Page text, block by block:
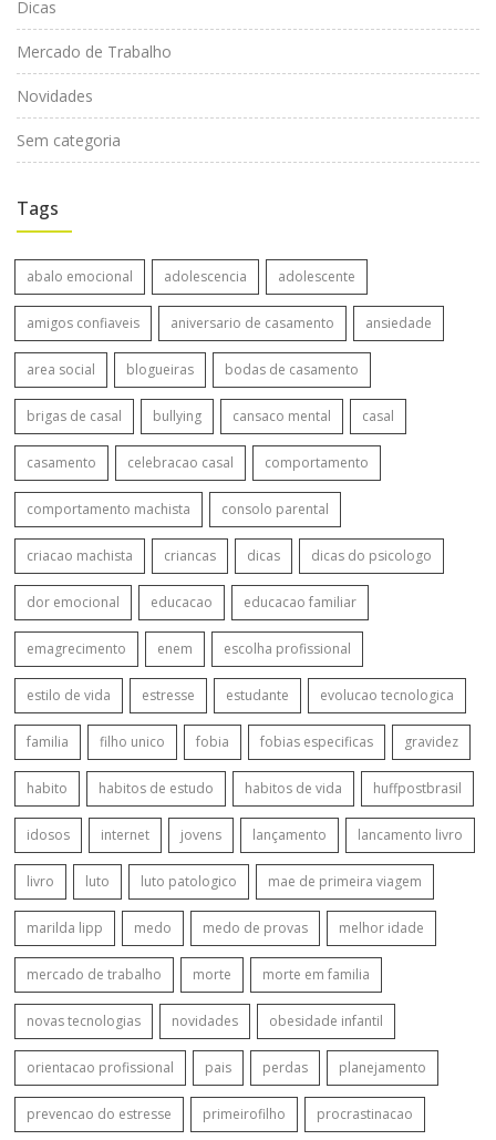
Dicas
Mercado de Trabalho
Novidades
Sem categoria
Tags
abalo emocional adolescencia adolescente
amigos confiaveis aniversario de casamento ansiedade
area social blogueiras bodas de casamento
brigas de casal bullying cansaco mental casal
casamento celebracao casal comportamento
comportamento machista consolo parental
criacao machista criancas dicas dicas do psicologo
dor emocional educacao educacao familiar
emagrecimento enem escolha profissional
estilo de vida estresse estudante evolucao tecnologica
familia filho unico fobia fobias especificas gravidez
habito habitos de estudo habitos de vida huffpostbrasil
idosos internet jovens lançamento lancamento livro
livro luto luto patologico mae de primeira viagem
marilda lipp medo medo de provas melhor idade
mercado de trabalho morte morte em familia
novas tecnologias novidades obesidade infantil
orientacao profissional pais perdas planejamento
prevencao do estresse primeirofilho procrastinacao